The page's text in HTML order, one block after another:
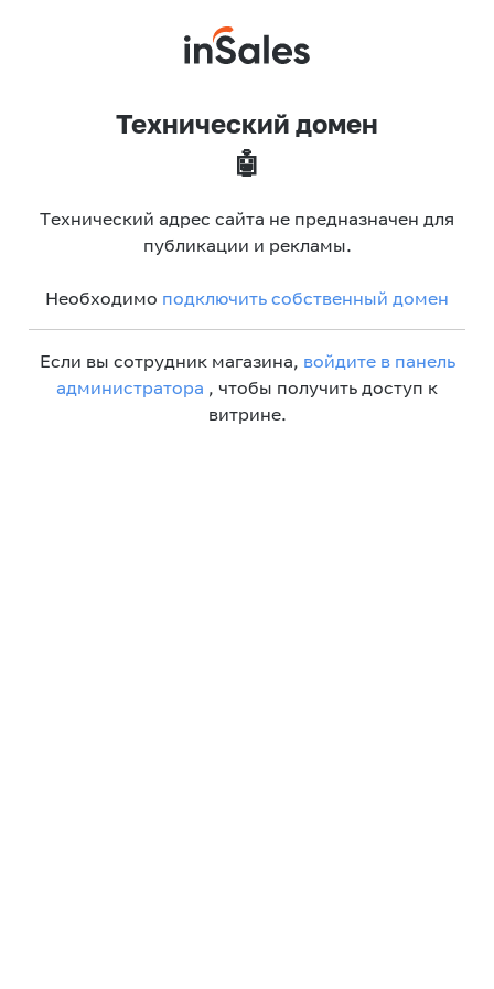
Технический домен
🤖
Технический адрес сайта не предназначен для
публикации и рекламы.
Необходимо подключить собственный домен
Если вы сотрудник магазина, войдите в панель
администратора , чтобы получить доступ к
витрине.